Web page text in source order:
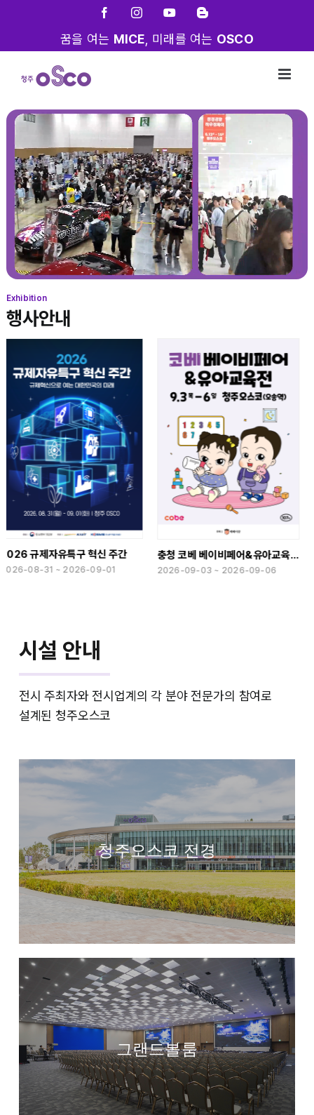
FacebookInstagramYouTubeBlogger
꿈을 여는 MICE , 미래를 여는 OSCO
Exhibition
행사안내
충청 코베 베이비페어&유아교육전(하반기)
2026-09-03 ~ 2026-09-06
홈 앤 리빙 더쇼-가구엑스포
2026-09-10 ~ 2026-09-13
시설 안내
전시 주최자와 전시업계의 각 분야 전문가의 참여로
설계된 청주오스코
청주오스코 전경
그랜드볼룸